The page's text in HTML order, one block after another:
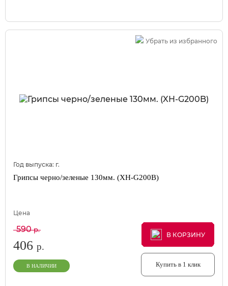
Убрать из избранного
Год выпуска: г.
Грипсы черно/зеленые 130мм. (XH-G200B)
Цена
590р.
406 р.
В НАЛИЧИИ
В КОРЗИНУ
В КОРЗИНУ
В КОРЗИНУ
Купить в 1 клик